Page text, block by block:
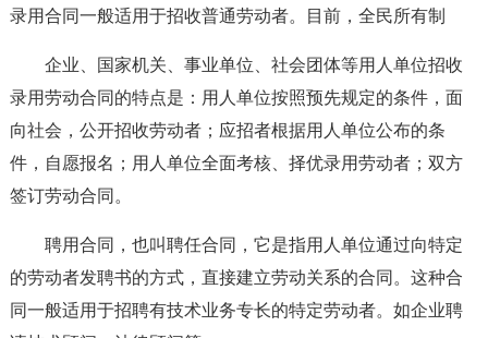
录用合同一般适用于招收普通劳动者。目前，全民所有制
企业、国家机关、事业单位、社会团体等用人单位招收
录用劳动合同的特点是：用人单位按照预先规定的条件，面
向社会，公开招收劳动者；应招者根据用人单位公布的条
件，自愿报名；用人单位全面考核、择优录用劳动者；双方
签订劳动合同。
聘用合同，也叫聘任合同，它是指用人单位通过向特定
的劳动者发聘书的方式，直接建立劳动关系的合同。这种合
同一般适用于招聘有技术业务专长的特定劳动者。如企业聘